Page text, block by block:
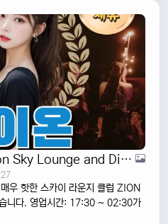
호치민 자이온 클럽 | Zion Sky Lounge and Dining | 1군 VIP 클럽
우 핫한 스카이 라운지 클럽 ZION
니다. 영업시간: 17:30 ~ 02:30가